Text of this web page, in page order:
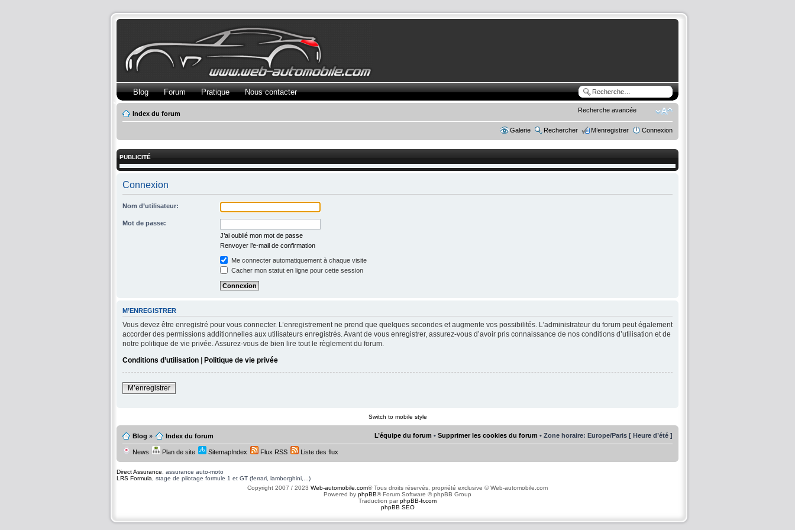
Recherche avancée
Blog Forum Pratique Nous contacter
Index du forum
Galerie Rechercher M’enregistrer Connexion
PUBLICITÉ
Connexion
Nom d’utilisateur:
Mot de passe:
J’ai oublié mon mot de passe
Renvoyer l’e-mail de confirmation
Me connecter automatiquement à chaque visite
Cacher mon statut en ligne pour cette session
M’ENREGISTRER
Vous devez être enregistré pour vous connecter. L’enregistrement ne prend que quelques secondes et augmente vos possibilités. L’administrateur du forum peut également
accorder des permissions additionnelles aux utilisateurs enregistrés. Avant de vous enregistrer, assurez-vous d’avoir pris connaissance de nos conditions d’utilisation et de
notre politique de vie privée. Assurez-vous de bien lire tout le règlement du forum.
Conditions d’utilisation | Politique de vie privée
M’enregistrer
Switch to mobile style
Blog » Index du forum L’équipe du forum • Supprimer les cookies du forum • Zone horaire: Europe/Paris [ Heure d’été ]
News Plan de site SitemapIndex Flux RSS Liste des flux
Direct Assurance , assurance auto-moto
LRS Formula , stage de pilotage formule 1 et GT (ferrari, lamborghini,...)
Copyright 2007 / 2023 Web-automobile.com® Tous droits réservés, propriété exclusive © Web-automobile.com
Powered by phpBB® Forum Software © phpBB Group
Traduction parphpBB-fr.com
phpBB SEO